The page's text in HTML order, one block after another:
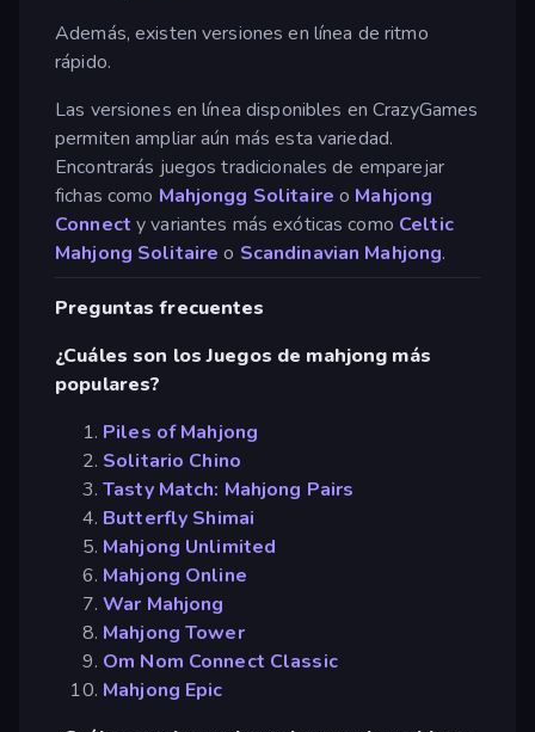
Además, existen versiones en línea de ritmo
rápido.
Las versiones en línea disponibles en CrazyGames
permiten ampliar aún más esta variedad.
Encontrarás juegos tradicionales de emparejar
fichas como Mahjongg Solitaire o Mahjong
Connect y variantes más exóticas como Celtic
Mahjong Solitaire o Scandinavian Mahjong.
Preguntas frecuentes
¿Cuáles son los Juegos de mahjong más
populares?
Piles of Mahjong
Solitario Chino
Tasty Match: Mahjong Pairs
Butterfly Shimai
Mahjong Unlimited
Mahjong Online
War Mahjong
Mahjong Tower
Om Nom Connect Classic
Mahjong Epic